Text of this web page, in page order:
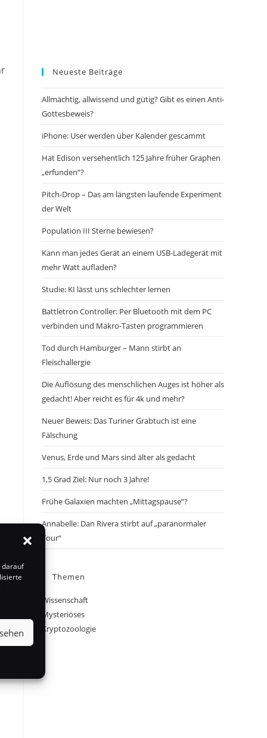
darauf
Neueste Beiträge
Allmächtig, allwissend und gütig? Gibt es einen Anti-
Gottesbeweis?
iPhone: User werden über Kalender gescammt
Hat Edison versehentlich 125 Jahre früher Graphen
„erfunden“?
Pitch-Drop – Das am längsten laufende Experiment
der Welt
Population III Sterne bewiesen?
Kann man jedes Gerät an einem USB-Ladegerät mit
mehr Watt aufladen?
Studie: KI lässt uns schlechter lernen
Battletron Controller: Per Bluetooth mit dem PC
verbinden und Makro-Tasten programmieren
Tod durch Hamburger – Mann stirbt an
Fleischallergie
Die Auflösung des menschlichen Auges ist höher als
gedacht! Aber reicht es für 4k und mehr?
Neuer Beweis: Das Turiner Grabtuch ist eine
Fälschung
Venus, Erde und Mars sind älter als gedacht
1,5 Grad Ziel: Nur noch 3 Jahre!
Frühe Galaxien machten „Mittagspause“?
Annabelle: Dan Rivera stirbt auf „paranormaler
Tour“
Themen
Wissenschaft
Mysteriöses
Kryptozoologie